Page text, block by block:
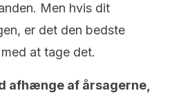
Men hvis dit
er det den bedste
at tage det.
afhænge af årsagerne,